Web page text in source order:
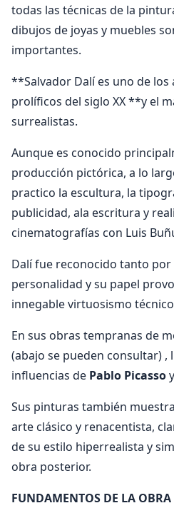
todas las técnicas de la
dibujos de joyas y muebles
importantes.
**Salvador Dalí es uno de
prolíficos del siglo XX **y el
surrealistas.
Aunque es conocido
producción pictórica, a lo
practico la escultura, la
publicidad, ala escritura y
cinematografías con Luis
Dalí fue reconocido tanto
personalidad y su papel
innegable virtuosismo
En sus obras tempranas de
(abajo se pueden consultar) ,
influencias de Pablo Picassoy
Sus pinturas también
arte clásico y renacentista,
de su estilo hiperrealista y
obra posterior.
FUNDAMENTOS DE LA